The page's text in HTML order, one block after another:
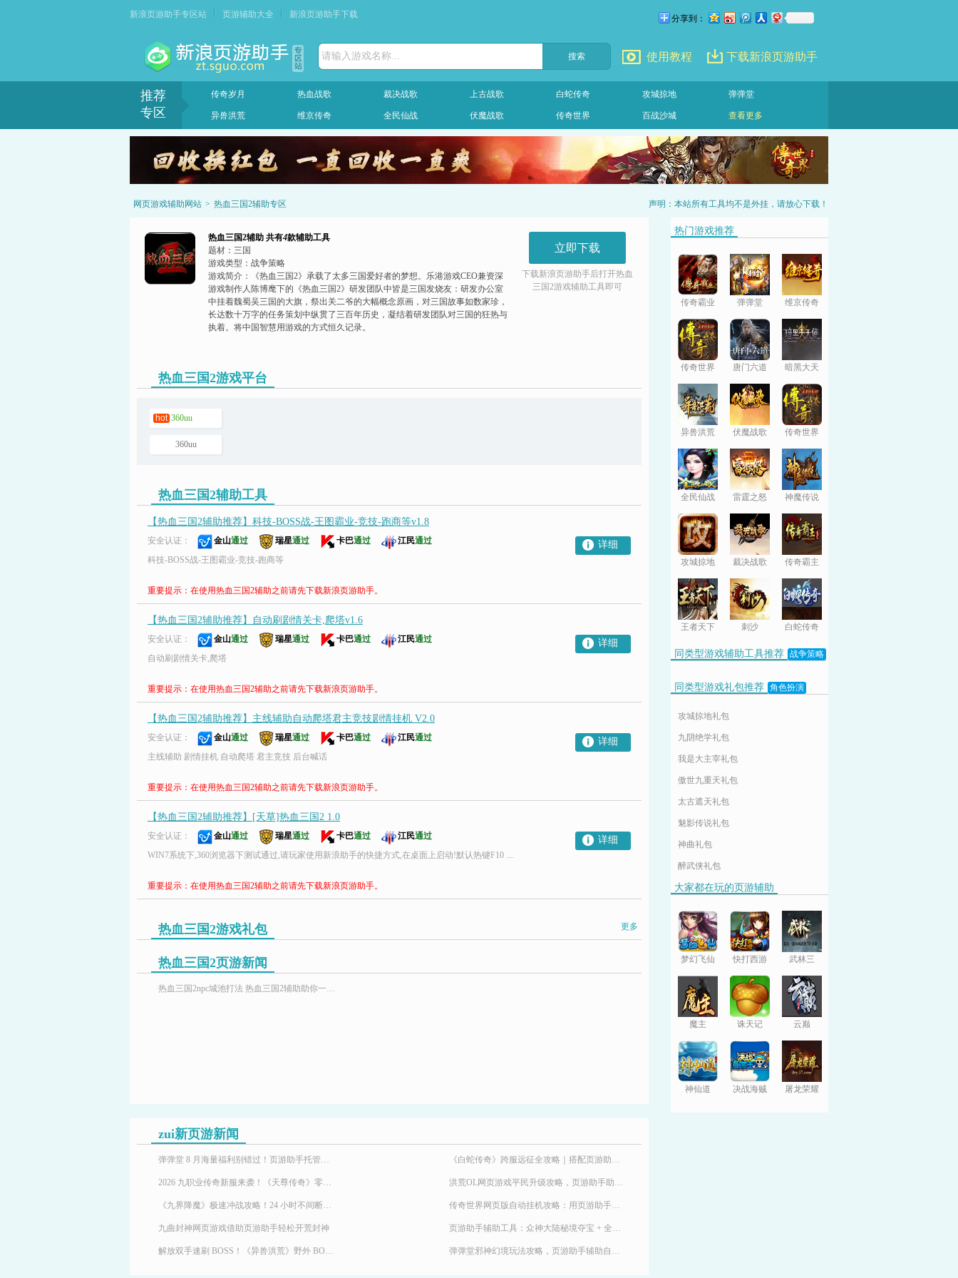
新浪页游助手专区站 页游辅助大全 新浪页游助手下载 分享到：
请输入游戏名称... 使用教程 下载新浪页游助手
推荐
专区
传奇岁月 热血战歌 裁决战歌 上古战歌 白蛇传奇 攻城掠地 弹弹堂
异兽洪荒 维京传奇 全民仙战 伏魔战歌 传奇世界 百战沙城 查看更多
网页游戏辅助网站 > 热血三国2辅助专区 声明：本站所有工具均不是外挂，请放心下载！
热血三国2辅助 共有4款辅助工具
题材： 三国
游戏类型： 战争策略
游戏简介：
《热血三国2》承载了太多三国爱好者的梦想。乐港游戏CEO兼资深
游戏制作人陈博麾下的《热血三国2》研发团队中皆是三国发烧友：研发办公室
中挂着魏蜀吴三国的大旗，祭出关二爷的大幅概念原画，对三国故事如数家珍，
长达数十万字的任务策划中纵贯了三百年历史，凝结着研发团队对三国的狂热与
执着。将中国智慧用游戏的方式恒久记录。
立即下载
下载新浪页游助手后打开热血
三国2游戏辅助工具即可
热血三国2游戏平台
hot 360uu
360uu
热血三国2辅助工具
【热血三国2辅助推荐】科技-BOSS战-王图霸业-竞技-跑商等v1.8
安全认证： 金山通过 瑞星通过 卡巴通过 江民通过
科技-BOSS战-王图霸业-竞技-跑商等
重要提示：在使用热血三国2辅助之前请先下载新浪页游助手。
详细
【热血三国2辅助推荐】自动刷剧情关卡,爬塔v1.6
安全认证： 金山通过 瑞星通过 卡巴通过 江民通过
自动刷剧情关卡,爬塔
重要提示：在使用热血三国2辅助之前请先下载新浪页游助手。
详细
【热血三国2辅助推荐】主线辅助自动爬塔君主竞技剧情挂机 V2.0
安全认证： 金山通过 瑞星通过 卡巴通过 江民通过
主线辅助 剧情挂机 自动爬塔 君主竞技 后台喊话
重要提示：在使用热血三国2辅助之前请先下载新浪页游助手。
详细
【热血三国2辅助推荐】[天草]热血三国2 1.0
安全认证： 金山通过 瑞星通过 卡巴通过 江民通过
WIN7系统下,360浏览器下测试通过,请玩家使用新浪助手的快捷方式,在桌面上启动!默认热键F10 ....
重要提示：在使用热血三国2辅助之前请先下载新浪页游助手。
详细
热血三国2游戏礼包 更多
热血三国2页游新闻
热血三国2npc城池打法 热血三国2辅助助你一臂之力
zui新页游新闻
弹弹堂 8 月海量福利别错过！页游助手托管挂机，限定时装轻松到手
2026 九职业传奇新服来袭！《天尊传奇》零氪高效发育，快速玩转霸服
《九界降魔》极速冲战攻略！24 小时不间断堆战力霸服
九曲封神网页游戏借助页游助手轻松开荒封神
解放双手速刷 BOSS！《异兽洪荒》野外 BOSS 玩法，页游助手挂机打宝两不误
《白蛇传奇》跨服远征全攻略｜搭配页游助手轻松冲霸主段位
洪荒OL网页游戏平民升级攻略，页游助手助力提升战力
传奇世界网页版自动挂机攻略：用页游助手清主线、副本、BOSS和活动
页游助手辅助工具：众神大陆秘境夺宝 + 全活动托管，奖励不遗漏
弹弹堂邪神幻境玩法攻略，页游助手辅助自动挂机升级
热门游戏推荐
传奇霸业 弹弹堂 维京传奇
传奇世界 唐门六道
暗黑大天
使
异兽洪荒 伏魔战歌 传奇世界
全民仙战 雷霆之怒 神魔传说
攻城掠地 裁决战歌 传奇霸主
王者天下 刺沙 白蛇传奇
同类型游戏辅助工具推荐 战争策略
同类型游戏礼包推荐 角色扮演
攻城掠地礼包
九阴绝学礼包
我是大主宰礼包
傲世九重天礼包
太古遮天礼包
魅影传说礼包
神曲礼包
醉武侠礼包
大家都在玩的页游辅助
梦幻飞仙 快打西游 武林三
魔主 诛天记 云巅
神仙道
决战海贼
屠龙荣耀